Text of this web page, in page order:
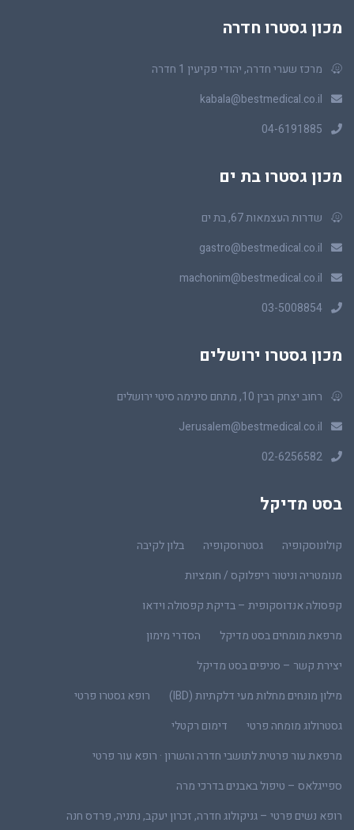
מכון גסטרו חדרה
מרכז שערי חדרה, יהודי פקיעין 1 חדרה
kabala@bestmedical.co.il
04-6191885
מכון גסטרו בת ים
שדרות העצמאות 67, בת ים
gastro@bestmedical.co.il
machonim@bestmedical.co.il
03-5008854
מכון גסטרו ירושלים
רחוב יצחק רבין 10, מתחם סינימה סיטי ירושלים
Jerusalem@bestmedical.co.il
02-6256582
בסט מדיקל
קולונוסקופיה גסטרוסקופיה
בלון לקיבה
מנומטריה וניטור ריפלוקס / חומציות
קפסולה אנדוסקופית – בדיקת קפסולה וידאו
מרפאת מומחים בסט מדיקל
הסדרי מימון
יצירת קשר – סניפים בסט מדיקל
מילון מונחים מחלות מעי דלקתיות (IBD)
רופא גסטרו פרטי
גסטרולוג מומחה פרטי
דימום רקטלי
מרפאת עור פרטית לתושבי חדרה והשרון · רופא עור פרטי
ספייגלאס – טיפול באבנים בדרכי מרה
רופא נשים פרטי – גניקולוג חדרה, זכרון יעקב, נתניה, פרדס חנה